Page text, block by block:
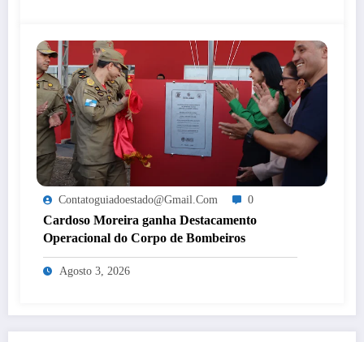
Contatoguiadoestado@gmail.com 0
Cardoso Moreira ganha Destacamento
Operacional do Corpo de Bombeiros
Agosto 3, 2026